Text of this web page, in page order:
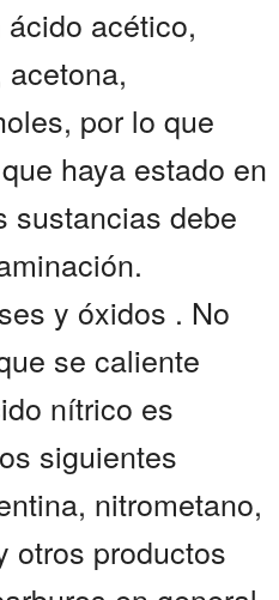
acético,
por lo que
haya estado en
sustancias debe
y óxidos . No
se caliente
nítrico es
siguientes
nitrometano,
otros productos